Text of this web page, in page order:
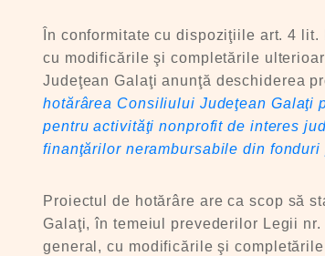
În conformitate cu dispoziţiile art. 4
cu modificările şi completările
Judeţean Galaţi anunţă deschiderea
hotărârea Consiliului Judeţean Galaţi
pentru activităţi nonprofit de interes
finanţărilor nerambursabile din
Proiectul de hotărâre are ca scop să
Galaţi, în temeiul prevederilor Legii
general, cu modificările şi